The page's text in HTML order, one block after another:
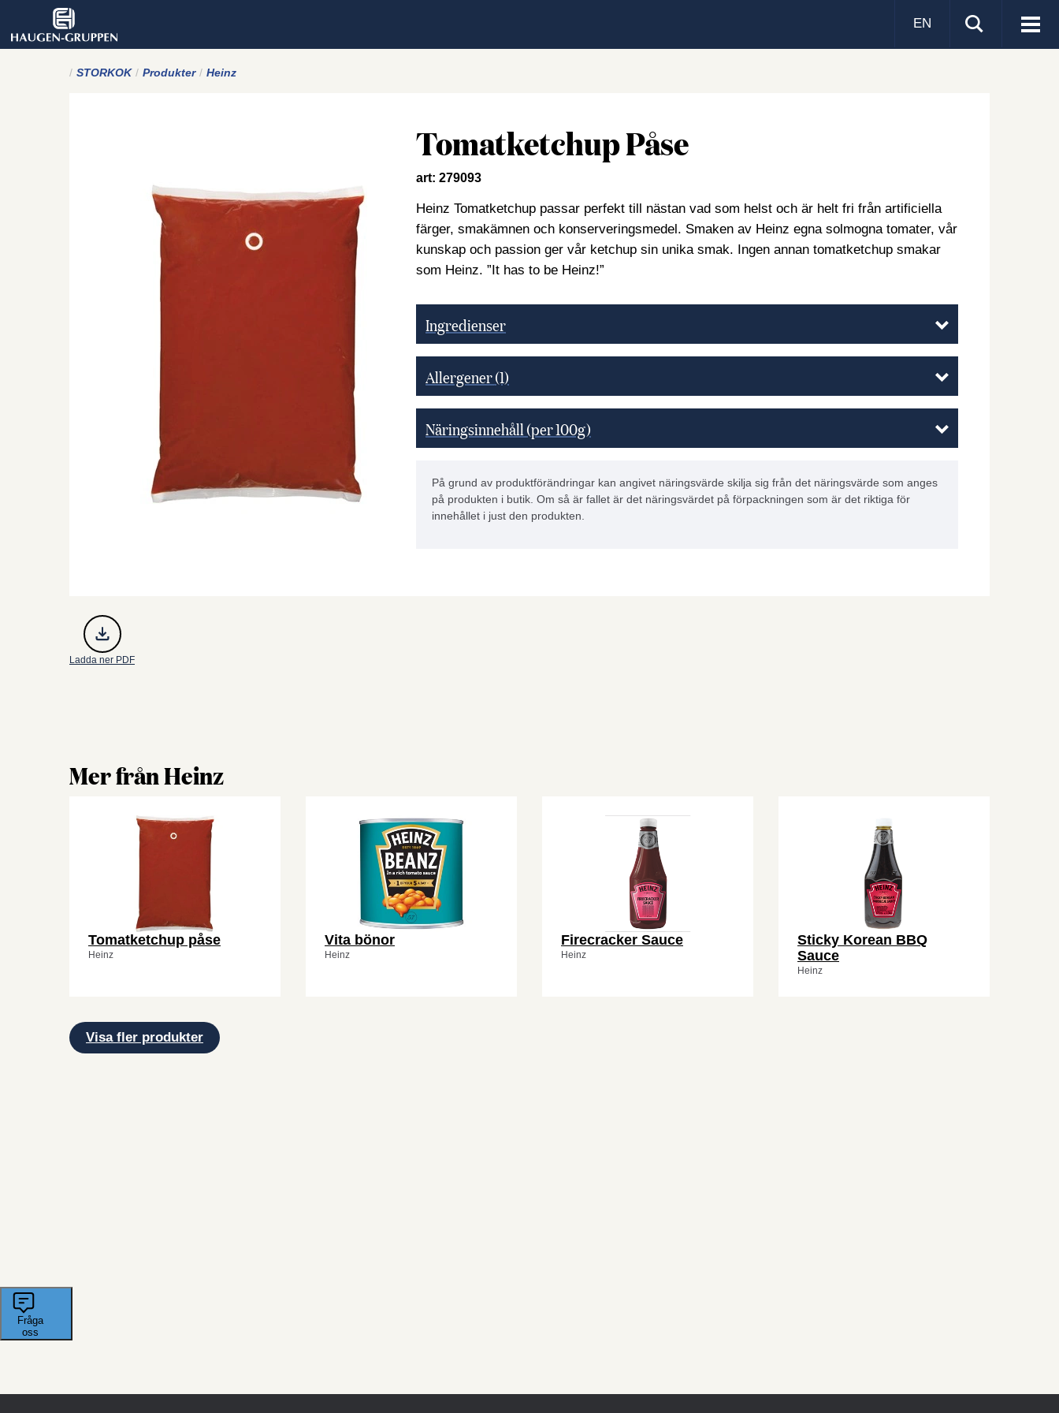
Visa
EN
STORKOK Produkter Heinz
Tomatketchup Påse
art: 279093
Heinz Tomatketchup passar perfekt till nästan vad som helst och är helt fri från artificiella
färger, smakämnen och konserveringsmedel. Smaken av Heinz egna solmogna tomater, vår
kunskap och passion ger vår ketchup sin unika smak. Ingen annan tomatketchup smakar
som Heinz. ”It has to be Heinz!”
Ingredienser
Allergener(1)
Näringsinnehåll (per 100g)
På grund av produktförändringar kan angivet näringsvärde skilja sig från det näringsvärde som anges
på produkten i butik. Om så är fallet är det näringsvärdet på förpackningen som är det riktiga för
innehållet i just den produkten.
Ladda ner PDF
Mer från Heinz
Tomatketchup påse
Heinz
Vita bönor
Heinz
Firecracker Sauce
Heinz
Sticky Korean BBQ
Sauce
Heinz
Visa fler produkter